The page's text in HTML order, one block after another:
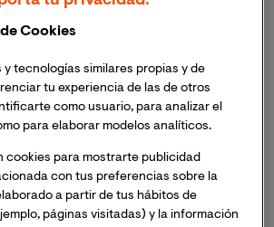
para el Aprendizaje (DUA)
profesorado
género en educación
relevantes:
A., Núñez-Román, F., Llorent-Vaquero, M. y
Cookies
y tecnologías similares propias y de
tu experiencia de las de otros
como usuario, para analizar el
para elaborar modelos analíticos.
cookies para mostrarte publicidad
con tus preferencias sobre la
a partir de tus hábitos de
páginas visitadas) y la información